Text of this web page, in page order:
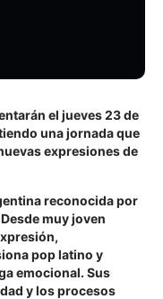
el jueves 23 de
una jornada que
expresiones de
reconocida por
muy joven
pop latino y
emocional. Sus
y los procesos